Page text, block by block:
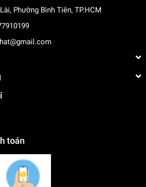
Phường Bình Tiên, TP.HCM
toán